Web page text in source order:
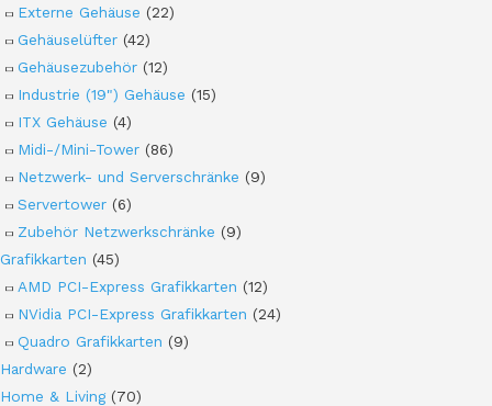
Externe Gehäuse (22)
Gehäuselüfter (42)
Gehäusezubehör (12)
Industrie (19") Gehäuse (15)
ITX Gehäuse (4)
Midi-/Mini-Tower (86)
Netzwerk- und Serverschränke (9)
Servertower (6)
Zubehör Netzwerkschränke (9)
Grafikkarten (45)
AMD PCI-Express Grafikkarten (12)
NVidia PCI-Express Grafikkarten (24)
Quadro Grafikkarten (9)
Hardware (2)
Home & Living (70)